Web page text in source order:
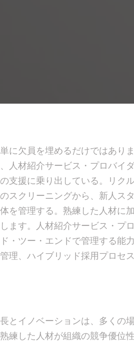
に欠員を埋めるだけではあり
人材紹介サービス・プロバイ
支援に乗り出している。リク
スクリーニングから、新人ス
を管理する。熟練した人材に
ます。人材紹介サービス・プ
・ツー・エンドで管理する能
理、ハイブリッド採用プロセ
とイノベーションは、多くの
練した人材が組織の競争優位